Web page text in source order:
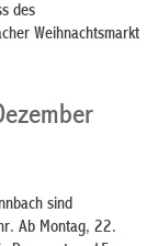
des
Weihnachtsmarkt
sind
Ab Montag, 22.